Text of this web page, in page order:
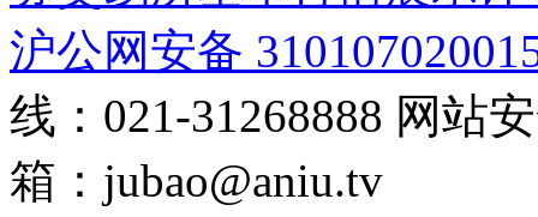
沪公网安备
线：021-31268888 网站
箱： jubao@aniu.tv